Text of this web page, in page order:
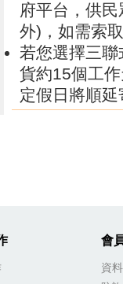
府平台，供
外)，如需索
若您選擇三
貨約15個工
定假日將順延
會
資